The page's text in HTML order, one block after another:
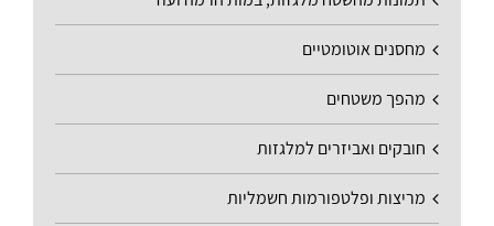
מחסנים אוטומטיים
מהפך משטחים
חובקים ואביזרים למלגזות
מריצות ופלטפורמות חשמליות